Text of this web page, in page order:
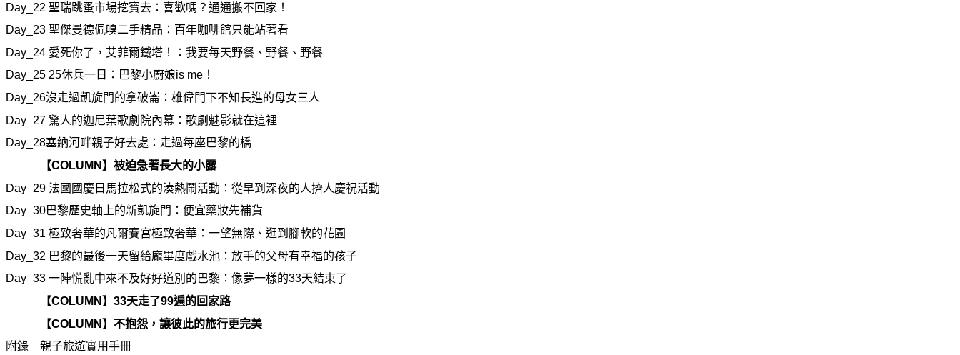
Day_22 聖瑞跳蚤市場挖寶去：喜歡嗎 ？通通搬不回家！
Day_23 聖傑曼德佩嗅二手精品：百年咖啡館只能站著看
Day_24 愛死你了，艾菲爾鐵塔！：我要每天野餐、野餐、野餐
Day_25 25休兵一日：巴黎小廚娘is me！
Day_26沒走過凱旋門的拿破崙：雄偉門下不知長進的母女三人
Day_27 驚人的迦尼葉歌劇院內幕：歌劇魅影就在這裡
Day_28塞納河畔親子好去處：走過每座巴黎的橋
【COLUMN】被迫急著長大的小露
Day_29 法國國慶日馬拉松式的湊熱鬧活動：從早到深夜的人擠人慶祝活動
Day_30巴黎歷史軸上的新凱旋門：便宜藥妝先補貨
Day_31 極致奢華的凡爾賽宮極致奢華：一望無際、 逛到 腳軟的花園
Day_32 巴黎的最後一天留給龐畢度戲水池：放手的父母有幸福的孩子
Day_33 一陣慌亂中來不及好好道別的巴黎：像夢一樣的33天結束了
【COLUMN】33天走了99遍的回家路
【COLUMN】不抱怨，讓彼此的旅行更完美
附錄 親子旅遊實用手冊